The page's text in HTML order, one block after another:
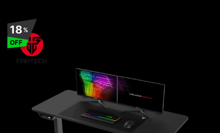
18%
OFF